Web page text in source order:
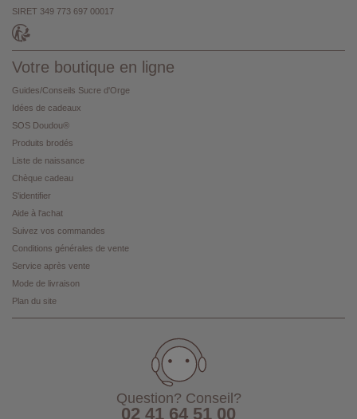
SIRET 349 773 697 00017
Votre boutique en ligne
Guides/Conseils Sucre d'Orge
Idées de cadeaux
SOS Doudou®
Produits brodés
Liste de naissance
Chèque cadeau
S'identifier
Aide à l'achat
Suivez vos commandes
Conditions générales de vente
Service après vente
Mode de livraison
Plan du site
Question? Conseil?
02 41 64 51 00